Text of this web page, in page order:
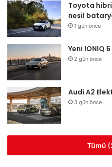
Toyota
nesil
1 gün önce
Yeni IONIQ
2 gün önce
Audi A2
3 gün önce
Tümü